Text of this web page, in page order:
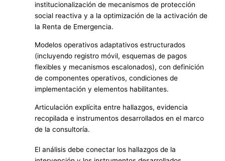
institucionalización de mecanismos de protección
social reactiva y a la optimización de la activación de
la Renta de Emergencia.
Modelos operativos adaptativos estructurados
(incluyendo registro móvil, esquemas de pagos
flexibles y mecanismos escalonados), con definición
de componentes operativos, condiciones de
implementación y elementos habilitantes.
Articulación explícita entre hallazgos, evidencia
recopilada e instrumentos desarrollados en el marco
de la consultoría.
El análisis debe conectar los hallazgos de la